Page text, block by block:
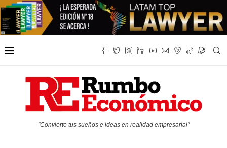
"Convierte tus sueños e ideas en realidad empresarial"